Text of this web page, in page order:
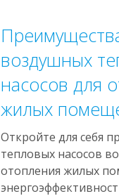
воздушных
насосов для
жилых
Откройте для себя
тепловых насосов
отопления жилых